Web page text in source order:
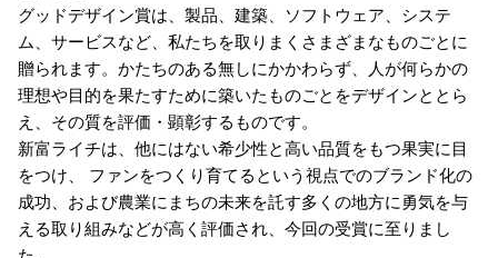
グッドデザイン賞は、製品、建築、ソフトウェア、システ
ム、サービスなど、私たちを取りまくさまざまなものごとに
贈られます。かたちのある無しにかかわらず、人が何らかの
理想や目的を果たすために築いたものごとをデザインととら
え、その質を評価・顕彰するものです。
新富ライチは、他にはない希少性と高い品質をもつ果実に目
をつけ、 ファンをつくり育てるという視点でのブランド化の
成功、および農業にまちの未来を託す多くの地方に勇気を与
える取り組みなどが高く評価され、今回の受賞に至りまし